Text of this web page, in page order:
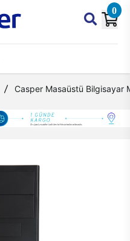
0
Casper Masaüstü Bilgisayar